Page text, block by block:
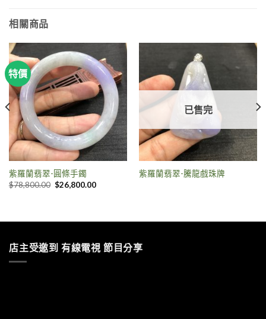
相關商品
特價
紫羅蘭翡翠-圓條手鐲
$78,800.00 $26,800.00
已售完
紫羅蘭翡翠-騰龍戲珠牌
店主受邀到 有線電視 節目分享